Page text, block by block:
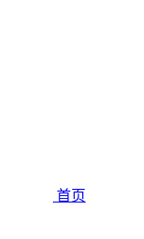
首页